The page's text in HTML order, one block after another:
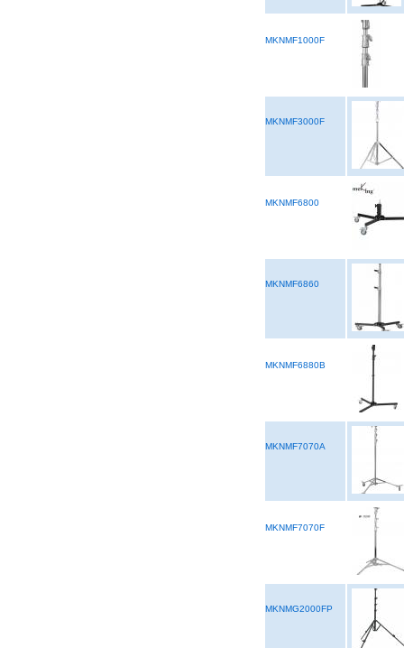
MKNMF1000F
MKNMF3000F
MKNMF6800
MKNMF6860
MKNMF6880B
MKNMF7070A
MKNMF7070F
MKNMG2000FP